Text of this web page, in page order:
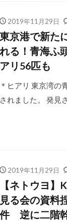
2019年11月29日
東京港で新た
れる！青海ふ
アリ56匹も
＊ヒアリ 東京湾の
されました。 発見
2019年11月29日
【ネトウヨ】
見る会の資料
件 逆に二階